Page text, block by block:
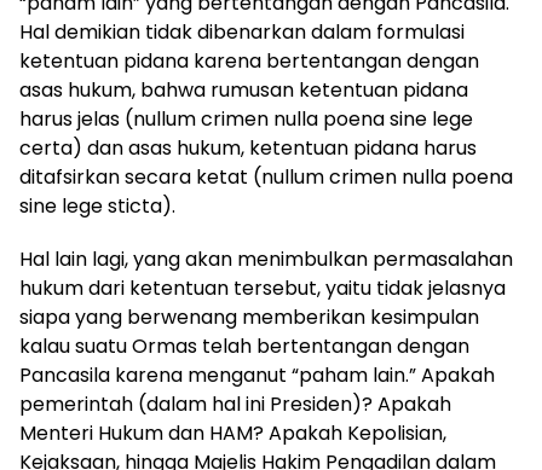
Hal demikian tidak dibenarkan dalam formulasi
ketentuan pidana karena bertentangan dengan
asas hukum, bahwa rumusan ketentuan pidana
harus jelas (nullum crimen nulla poena sine lege
certa) dan asas hukum, ketentuan pidana harus
ditafsirkan secara ketat (nullum crimen nulla poena
sine lege sticta).
Hal lain lagi, yang akan menimbulkan permasalahan
hukum dari ketentuan tersebut, yaitu tidak jelasnya
siapa yang berwenang memberikan kesimpulan
kalau suatu Ormas telah bertentangan dengan
Pancasila karena menganut “paham lain.” Apakah
pemerintah (dalam hal ini Presiden)? Apakah
Menteri Hukum dan HAM? Apakah Kepolisian,
Kejaksaan, hingga Majelis Hakim Pengadilan dalam